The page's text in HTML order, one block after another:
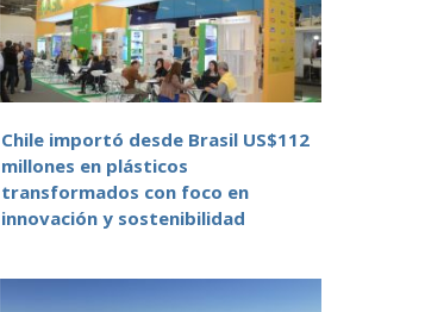
Chile importó desde Brasil US$112
millones en plásticos
transformados con foco en
innovación y sostenibilidad